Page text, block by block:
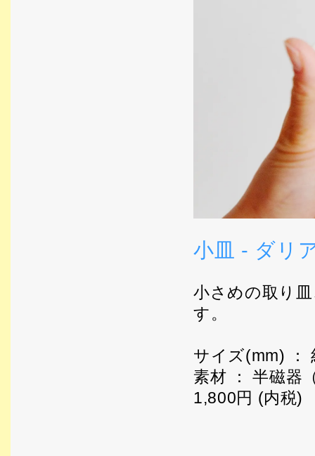
小皿 - ダリ
小さめの取り
す。
サイズ(mm) ：
素材 ： 半磁器
1,800円 (内税)